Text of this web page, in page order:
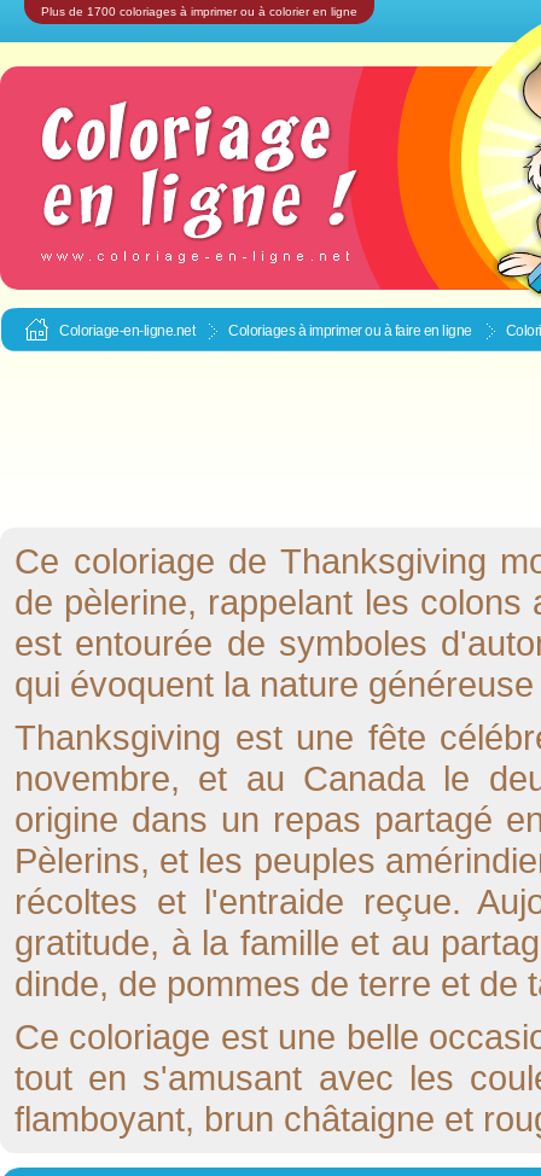
Plus de 1700 coloriages à imprimer ou à colorier en ligne
Coloriage-en-ligne.net Coloriages à imprimer ou à faire en ligne
Ce coloriage de Thanksgiving
de pèlerine, rappelant les
est entourée de symboles
qui évoquent la nature
Thanksgiving est une fête
novembre, et au Canada le
origine dans un repas partagé
Pèlerins, et les peuples
récoltes et l'entraide reçue.
gratitude, à la famille et au
dinde, de pommes de terre et de
Ce coloriage est une belle
tout en s'amusant avec les
flamboyant, brun châtaigne et